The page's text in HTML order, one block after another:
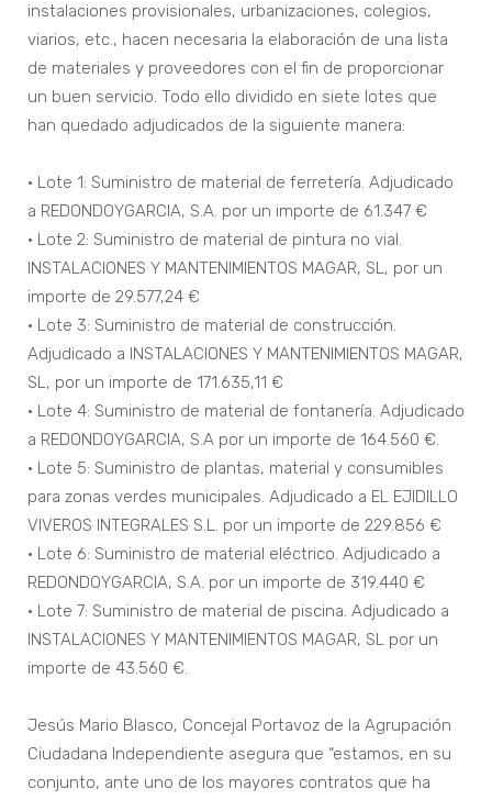
instalaciones provisionales, urbanizaciones, colegios,
viarios, etc., hacen necesaria la elaboración de una lista
de materiales y proveedores con el fin de proporcionar
un buen servicio. Todo ello dividido en siete lotes que
han quedado adjudicados de la siguiente manera:
• Lote 1: Suministro de material de ferretería. Adjudicado
a REDONDOYGARCIA, S.A. por un importe de 61.347 €
• Lote 2: Suministro de material de pintura no vial.
INSTALACIONES Y MANTENIMIENTOS MAGAR, SL, por un
importe de 29.577,24 €
• Lote 3: Suministro de material de construcción.
Adjudicado a INSTALACIONES Y MANTENIMIENTOS MAGAR,
SL, por un importe de 171.635,11 €
• Lote 4: Suministro de material de fontanería. Adjudicado
a REDONDOYGARCIA, S.A por un importe de 164.560 €.
• Lote 5: Suministro de plantas, material y consumibles
para zonas verdes municipales. Adjudicado a EL EJIDILLO
VIVEROS INTEGRALES S.L. por un importe de 229.856 €
• Lote 6: Suministro de material eléctrico. Adjudicado a
REDONDOYGARCIA, S.A. por un importe de 319.440 €
• Lote 7: Suministro de material de piscina. Adjudicado a
INSTALACIONES Y MANTENIMIENTOS MAGAR, SL por un
importe de 43.560 €.
Jesús Mario Blasco, Concejal Portavoz de la Agrupación
Ciudadana Independiente asegura que “estamos, en su
conjunto, ante uno de los mayores contratos que ha